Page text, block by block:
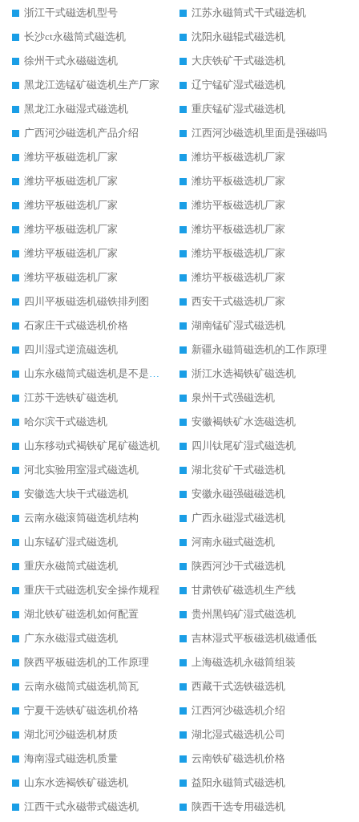
浙江干式磁选机型号
江苏永磁筒式干式磁选机
长沙ct永磁筒式磁选机
沈阳永磁辊式磁选机
徐州干式永磁磁选机
大庆铁矿干式磁选机
黑龙江选锰矿磁选机生产厂家
辽宁锰矿湿式磁选机
黑龙江永磁湿式磁选机
重庆锰矿湿式磁选机
广西河沙磁选机产品介绍
江西河沙磁选机里面是强磁吗
潍坊平板磁选机厂家
潍坊平板磁选机厂家
潍坊平板磁选机厂家
潍坊平板磁选机厂家
潍坊平板磁选机厂家
潍坊平板磁选机厂家
潍坊平板磁选机厂家
潍坊平板磁选机厂家
潍坊平板磁选机厂家
潍坊平板磁选机厂家
潍坊平板磁选机厂家
潍坊平板磁选机厂家
四川平板磁选机磁铁排列图
西安干式磁选机厂家
石家庄干式磁选机价格
湖南锰矿湿式磁选机
四川湿式逆流磁选机
新疆永磁筒磁选机的工作原理
山东永磁筒式磁选机是不是强磁
浙江水选褐铁矿磁选机
江苏干选铁矿磁选机
泉州干式强磁选机
哈尔滨干式磁选机
安徽褐铁矿水选磁选机
山东移动式褐铁矿尾矿磁选机
四川钛尾矿湿式磁选机
河北实验用室湿式磁选机
湖北贫矿干式磁选机
安徽选大块干式磁选机
安徽永磁强磁磁选机
云南永磁滚筒磁选机结构
广西永磁湿式磁选机
山东锰矿湿式磁选机
河南永磁式磁选机
重庆永磁筒式磁选机
陕西河沙干式磁选机
重庆干式磁选机安全操作规程
甘肃铁矿磁选机生产线
湖北铁矿磁选机如何配置
贵州黑钨矿湿式磁选机
广东永磁湿式磁选机
吉林湿式平板磁选机磁通低
陕西平板磁选机的工作原理
上海磁选机永磁筒组装
云南永磁筒式磁选机筒瓦
西藏干式选铁磁选机
宁夏干选铁矿磁选机价格
江西河沙磁选机介绍
湖北河沙磁选机材质
湖北湿式磁选机公司
海南湿式磁选机质量
云南铁矿磁选机价格
山东水选褐铁矿磁选机
益阳永磁筒式磁选机
江西干式永磁带式磁选机
陕西干选专用磁选机